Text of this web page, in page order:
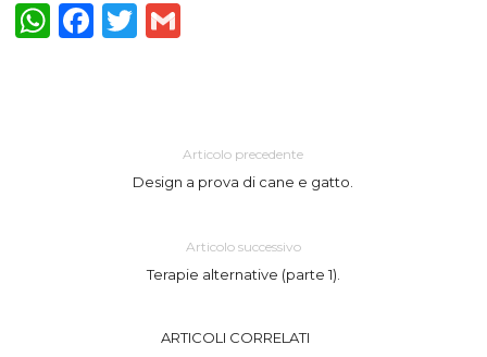
WhatsApp
Facebook
Twitter
Articolo precedente
Design a prova di cane e gatto.
Articolo successivo
Terapie alternative (parte 1).
ARTICOLI CORRELATI